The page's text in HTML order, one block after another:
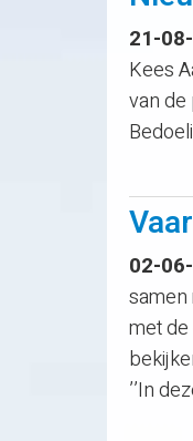
21-
Kees
van de
02-
met
’’In